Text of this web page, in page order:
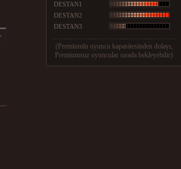
DESTAN1
DESTAN2
DESTAN3
(Premiumlu oyuncu kapasitesinden dolayı,
Premiumsuz oyuncular sırada bekleyebilir)